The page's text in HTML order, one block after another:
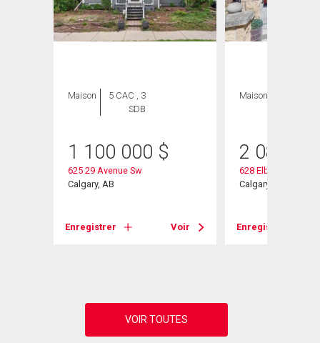
Maison
5 CAC , 3
SDB
1 100 000 $
625 29 Avenue Sw
Calgary, AB
Enregistrer Voir
Maison
2 080
628 Elbow Drive Sw
Calgary, AB
Enregistrer